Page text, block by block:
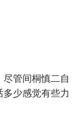
管间桐慎二自
少感觉有些力